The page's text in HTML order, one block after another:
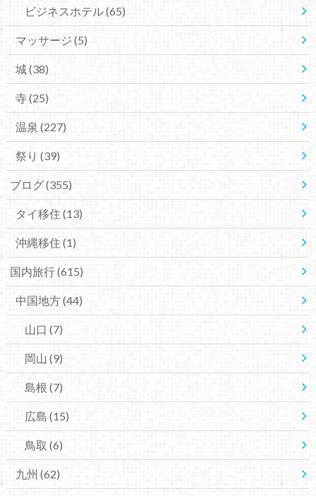
ビジネスホテル(65)
マッサージ (5)
城(38)
寺(25)
温泉 (227)
祭り (39)
ブログ(355)
タイ移住 (13)
沖縄移住 (1)
国内旅行(615)
中国地方(44)
山口 (7)
岡山 (9)
島根 (7)
広島 (15)
鳥取 (6)
九州 (62)